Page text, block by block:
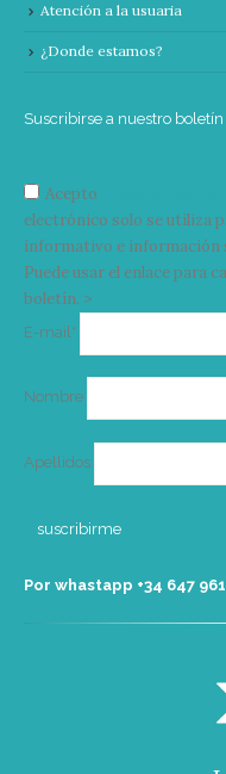
Atención a la usuaria
¿Donde estamos?
Suscribirse a nuestro
Acepto
electrónico solo se utiliza
informativo e información
Puede usar el enlace para
boletín. >
E-mail*
Nombre
Apellidos
Por whastapp +34 ‭647